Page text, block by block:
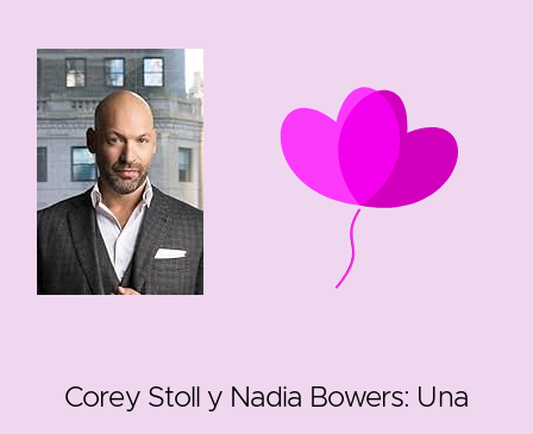
Corey Stoll y Nadia Bowers: Una
1
50 edad